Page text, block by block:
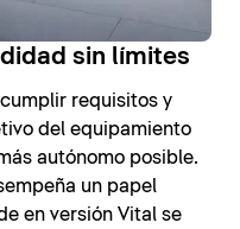
sin límites
requisitos y
del equipamiento
autónomo posible.
un papel
en versión Vital se